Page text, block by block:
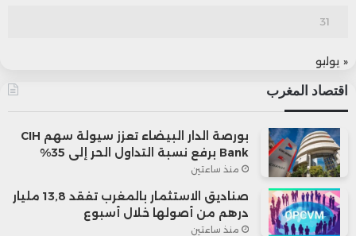
31
« يوليو
اقتصاد المغرب
بورصة الدار البيضاء تعزز سيولة سهم CIH
Bank برفع نسبة التداول الحر إلى 35%
منذ ساعتين
صناديق الاستثمار بالمغرب تفقد 13,8 مليار
درهم من أصولها خلال أسبوع
منذ ساعتين